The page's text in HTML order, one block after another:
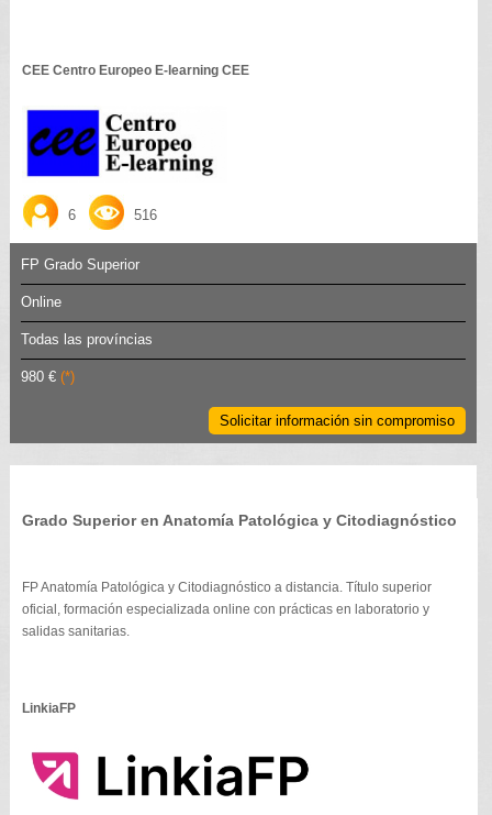
CEE Centro Europeo E-learning CEE
6 516
FP Grado Superior
Online
Todas las províncias
980 € (*)
Solicitar información sin compromiso
Grado Superior en Anatomía Patológica y Citodiagnóstico
FP Anatomía Patológica y Citodiagnóstico a distancia. Título superior
oficial, formación especializada online con prácticas en laboratorio y
salidas sanitarias.
LinkiaFP